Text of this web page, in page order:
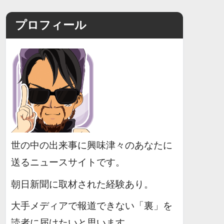
プロフィール
世の中の出来事に興味津々のあなたに
送るニュースサイトです。
朝日新聞に取材された経験あり。
大手メディアで報道できない「裏」を